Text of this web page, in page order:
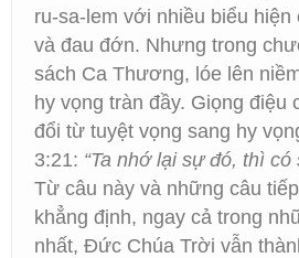
ru-sa-lem với nhiều biểu hiện
và đau đớn. Nhưng trong
sách Ca Thương, lóe lên
hy vọng tràn đầy. Giọng điệu
đổi từ tuyệt vọng sang hy
3:21: “Ta nhớ lại sự đó, thì có
Từ câu này và những câu
khẳng định, ngay cả trong
nhất, Đức Chúa Trời vẫn